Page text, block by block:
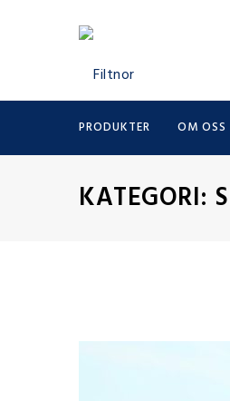
PRODUKTER OM OSS
KATEGORI: